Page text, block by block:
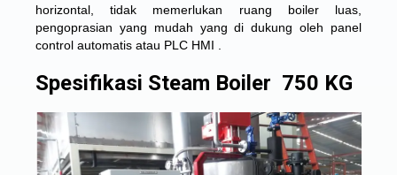
horizontal, tidak memerlukan ruang boiler luas,
pengoprasian yang mudah yang di dukung oleh panel
control automatis atau PLC HMI .
Spesifikasi Steam Boiler 750 KG